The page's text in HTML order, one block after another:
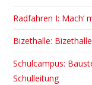
Radfahren I: Mach‘
Bizethalle:
Schulcampus:
Schulleitung